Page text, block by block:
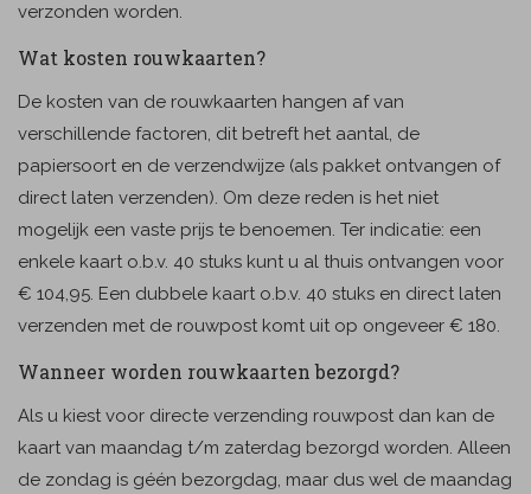
verzonden worden.
Wat kosten rouwkaarten?
De kosten van de rouwkaarten hangen af van
verschillende factoren, dit betreft het aantal, de
papiersoort en de verzendwijze (als pakket ontvangen of
direct laten verzenden). Om deze reden is het niet
mogelijk een vaste prijs te benoemen. Ter indicatie: een
enkele kaart o.b.v. 40 stuks kunt u al thuis ontvangen voor
€ 104,95. Een dubbele kaart o.b.v. 40 stuks en direct laten
verzenden met de rouwpost komt uit op ongeveer € 180.
Wanneer worden rouwkaarten bezorgd?
Als u kiest voor directe verzending rouwpost dan kan de
kaart van maandag t/m zaterdag bezorgd worden. Alleen
de zondag is géén bezorgdag, maar dus wel de maandag